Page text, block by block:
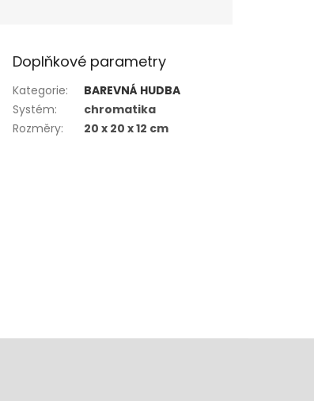
Doplňkové parametry
Kategorie:
BAREVNÁ HUDBA
Systém:
chromatika
Rozměry: 20 x 20 x 12 cm